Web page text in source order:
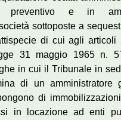
preventivo e in
sottoposte a
di cui agli articoli
31 maggio 1965 n.
in cui il Tribunale in
di un amministratore
di
in locazione ad enti